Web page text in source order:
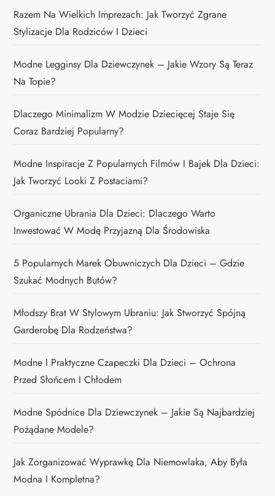
Razem Na Wielkich Imprezach: Jak Tworzyć Zgrane
Stylizacje Dla Rodziców I Dzieci
Modne Legginsy Dla Dziewczynek – Jakie Wzory Są Teraz
Na Topie?
Dlaczego Minimalizm W Modzie Dziecięcej Staje Się
Coraz Bardziej Popularny?
Modne Inspiracje Z Popularnych Filmów I Bajek Dla Dzieci:
Jak Tworzyć Looki Z Postaciami?
Organiczne Ubrania Dla Dzieci: Dlaczego Warto
Inwestować W Modę Przyjazną Dla Środowiska
5 Popularnych Marek Obuwniczych Dla Dzieci – Gdzie
Szukać Modnych Butów?
Młodszy Brat W Stylowym Ubraniu: Jak Stworzyć Spójną
Garderobę Dla Rodzeństwa?
Modne I Praktyczne Czapeczki Dla Dzieci – Ochrona
Przed Słońcem I Chłodem
Modne Spódnice Dla Dziewczynek – Jakie Są Najbardziej
Pożądane Modele?
Jak Zorganizować Wyprawkę Dla Niemowlaka, Aby Była
Modna I Kompletna?